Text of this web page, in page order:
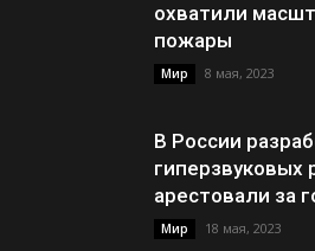
охватили
пожары
Мир 8 мая, 2023
В России
гиперзвуковых
арестовали за
Мир 18 мая, 2023